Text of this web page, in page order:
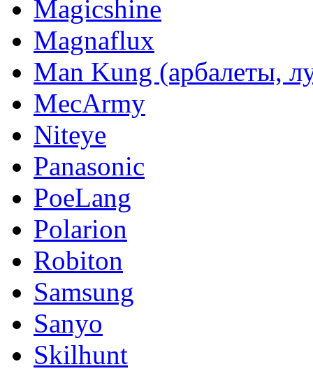
Magicshine
Magnaflux
Man Kung (арбалеты,
MecArmy
Niteye
Panasonic
PoeLang
Polarion
Robiton
Samsung
Sanyo
Skilhunt